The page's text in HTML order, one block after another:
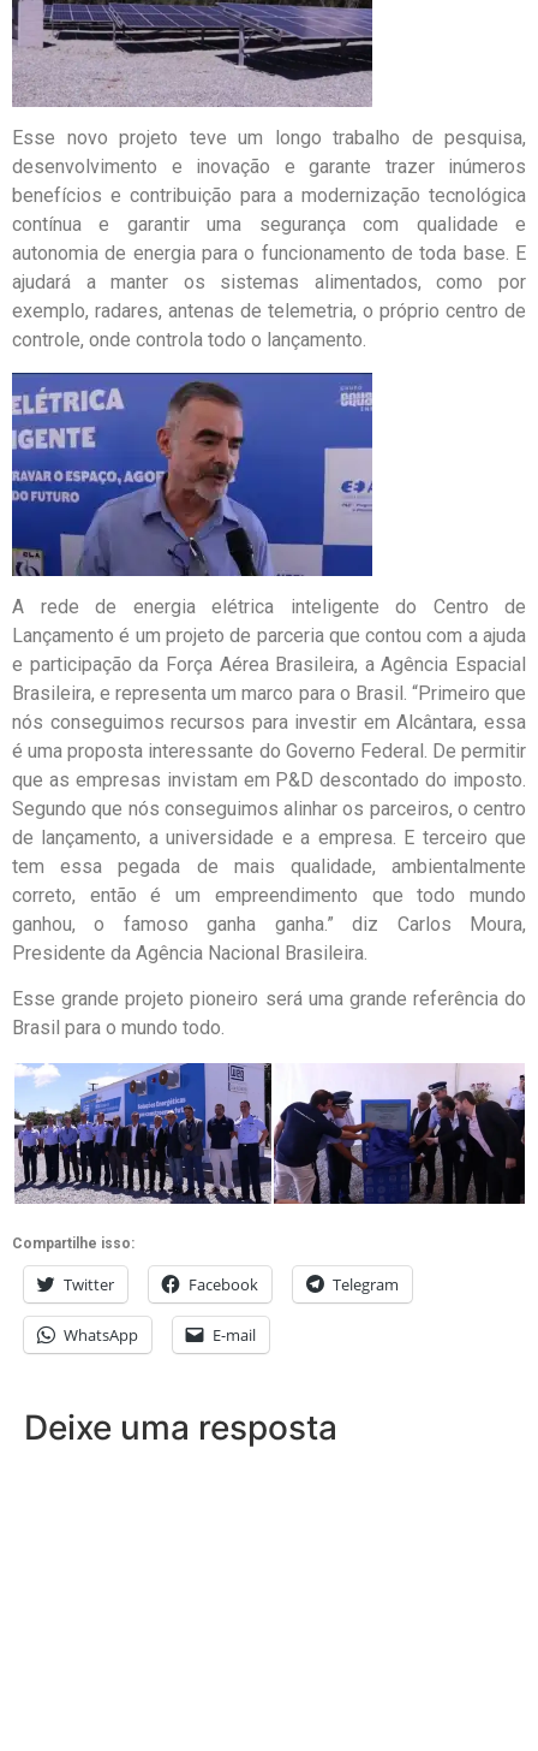
Esse novo projeto teve um longo trabalho de pesquisa,
desenvolvimento e inovação e garante trazer inúmeros
benefícios e contribuição para a modernização tecnológica
contínua e garantir uma segurança com qualidade e
autonomia de energia para o funcionamento de toda base. E
ajudará a manter os sistemas alimentados, como por
exemplo, radares, antenas de telemetria, o próprio centro de
controle, onde controla todo o lançamento.
A rede de energia elétrica inteligente do Centro de
Lançamento é um projeto de parceria que contou com a ajuda
e participação da Força Aérea Brasileira, a Agência Espacial
Brasileira, e representa um marco para o Brasil. “Primeiro que
nós conseguimos recursos para investir em Alcântara, essa
é uma proposta interessante do Governo Federal. De permitir
que as empresas invistam em P&D descontado do imposto.
Segundo que nós conseguimos alinhar os parceiros, o centro
de lançamento, a universidade e a empresa. E terceiro que
tem essa pegada de mais qualidade, ambientalmente
correto, então é um empreendimento que todo mundo
ganhou, o famoso ganha ganha.” diz Carlos Moura,
Presidente da Agência Nacional Brasileira.
Esse grande projeto pioneiro será uma grande referência do
Brasil para o mundo todo.
Compartilhe isso:
Twitter Facebook Telegram
WhatsApp E-mail
Deixe uma resposta